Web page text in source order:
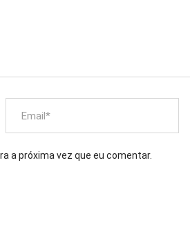
a próxima vez que eu comentar.